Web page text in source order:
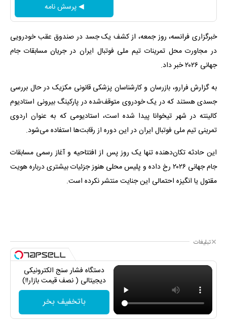
◀ پرسش نامه
خبرگزاری فرانسه، روز جمعه، از کشف یک جسد در صندوق‌ عقب خودرویی
در مجاورت محل تمرینات تیم ملی فوتبال ایران در جریان مسابقات جام
جهانی ۲۰۲۶ خبر داد.
به گزارش فرارو، بازرسان و کارشناسان پزشکی قانونی مکزیک در حال بررسی
جسدی هستند که در یک خودروی متوقف‌شده در پارکینگ بیرونی استادیوم
کالینته در شهر تیخوانا پیدا شده است، استادیومی که به عنوان اردوی
تمرینی تیم ملی فوتبال ایران در این دوره از رقابت‌ها استفاده می‌شود.
این حادثه تکان‌دهنده تنها یک روز پس از افتتاحیه و آغاز رسمی مسابقات
جام جهانی ۲۰۲۶ رخ داده و پلیس محلی هنوز جزئیات بیشتری درباره هویت
مقتول یا انگیزه احتمالی این جنایت منتشر نکرده است.
تبلیغات
دستگاه فشار سنج الکترونیکی
دیجیتالی ( نصف قیمت بازار!!)
باتخفیف بخر